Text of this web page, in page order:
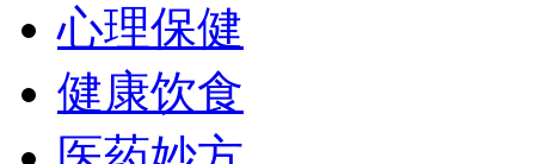
心理保健
健康饮食